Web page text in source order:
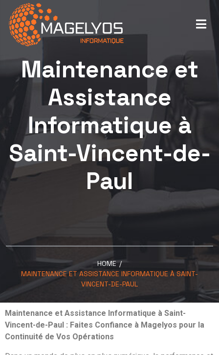
Maintenance et
Assistance
Informatique à
Saint-Vincent-de-
Paul
HOME /
MAINTENANCE ET ASSISTANCE INFORMATIQUE À SAINT-
VINCENT-DE-PAUL
Maintenance et Assistance Informatique à Saint-
Vincent-de-Paul : Faites Confiance à Magelyos pour la
Continuité de Vos Opérations